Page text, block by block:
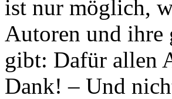
ist nur möglich,
Autoren und ihre
gibt: Dafür allen
Dank! – Und